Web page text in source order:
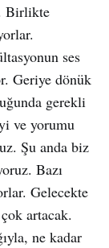
Birlikte
ses
Geriye dönük
gerekli
ve yorumu
Şu anda biz
Bazı
Gelecekte
artacak.
ne kadar